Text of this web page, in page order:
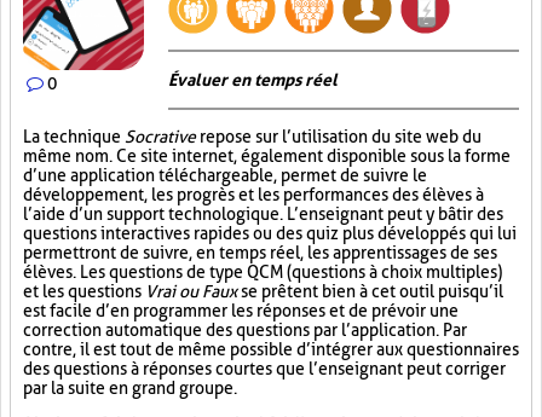
0 Évaluer en temps réel
La technique Socrativerepose sur l’utilisation du site web du
même nom. Ce site internet, également disponible sous la forme
d’une application téléchargeable, permet de suivre le
développement, les progrès et les performances des élèves à
l’aide d’un support technologique. L’enseignant peut y bâtir des
questions interactives rapides ou des quiz plus développés qui lui
permettront de suivre, en temps réel, les apprentissages de ses
élèves. Les questions de type QCM (questions à choix multiples)
et les questions Vrai ou Fauxse prêtent bien à cet outil puisqu’il
est facile d’en programmer les réponses et de prévoir une
correction automatique des questions par l’application. Par
contre, il est tout de même possible d’intégrer aux questionnaires
des questions à réponses courtes que l’enseignant peut corriger
par la suite en grand groupe.